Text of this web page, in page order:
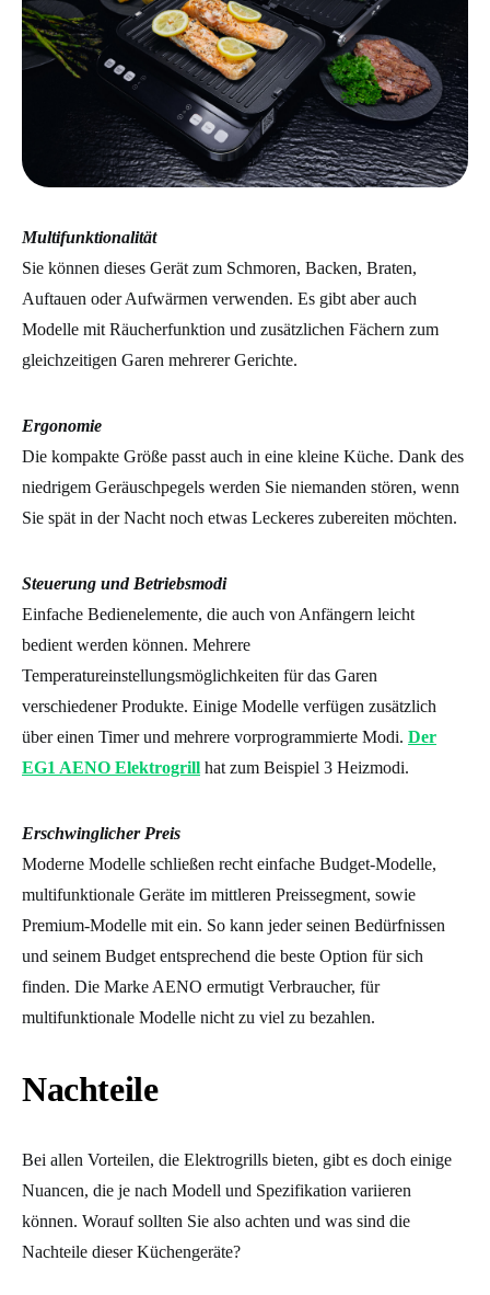
Multifunktionalität
Sie können dieses Gerät zum Schmoren, Backen, Braten,
Auftauen oder Aufwärmen verwenden. Es gibt aber auch
Modelle mit Räucherfunktion und zusätzlichen Fächern zum
gleichzeitigen Garen mehrerer Gerichte.
Ergonomie
Die kompakte Größe passt auch in eine kleine Küche. Dank des
niedrigem Geräuschpegels werden Sie niemanden stören, wenn
Sie spät in der Nacht noch etwas Leckeres zubereiten möchten.
Steuerung und Betriebsmodi
Einfache Bedienelemente, die auch von Anfängern leicht
bedient werden können. Mehrere
Temperatureinstellungsmöglichkeiten für das Garen
verschiedener Produkte. Einige Modelle verfügen zusätzlich
über einen Timer und mehrere vorprogrammierte Modi. Der
EG1 AENO Elektrogrill hat zum Beispiel 3 Heizmodi.
Erschwinglicher Preis
Moderne Modelle schließen recht einfache Budget-Modelle,
multifunktionale Geräte im mittleren Preissegment, sowie
Premium-Modelle mit ein. So kann jeder seinen Bedürfnissen
und seinem Budget entsprechend die beste Option für sich
finden. Die Marke AENO ermutigt Verbraucher, für
multifunktionale Modelle nicht zu viel zu bezahlen.
Nachteile
Bei allen Vorteilen, die Elektrogrills bieten, gibt es doch einige
Nuancen, die je nach Modell und Spezifikation variieren
können. Worauf sollten Sie also achten und was sind die
Nachteile dieser Küchengeräte?